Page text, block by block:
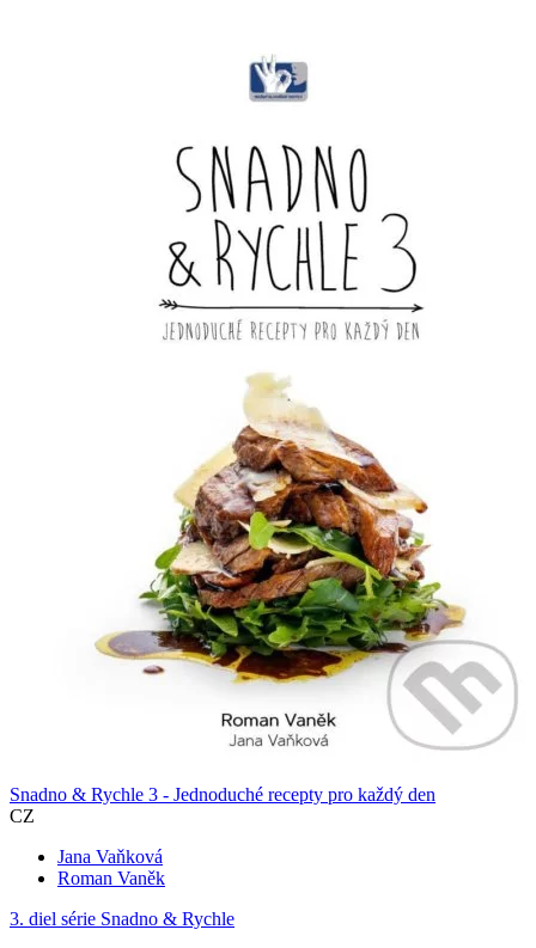
Snadno & Rychle 3 - Jednoduché recepty pro každý den
CZ
Jana Vaňková
Roman Vaněk
3. diel série Snadno & Rychle